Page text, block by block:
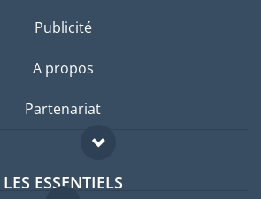
Publicité
A propos
Partenariat
LES ESSENTIELS